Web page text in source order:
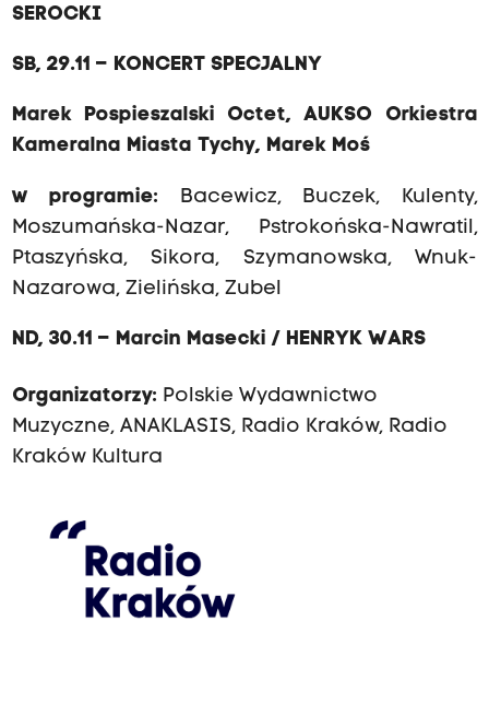
SEROCKI
SB, 29.11 – KONCERT SPECJALNY
Marek Pospieszalski Octet, AUKSO Orkiestra
Kameralna Miasta Tychy, Marek Moś
w programie: Bacewicz, Buczek, Kulenty,
Moszumańska-Nazar, Pstrokońska-Nawratil,
Ptaszyńska, Sikora, Szymanowska, Wnuk-
Nazarowa, Zielińska, Zubel
ND, 30.11 – Marcin Masecki / HENRYK WARS
Organizatorzy: Polskie Wydawnictwo
Muzyczne, ANAKLASIS, Radio Kraków, Radio
Kraków Kultura